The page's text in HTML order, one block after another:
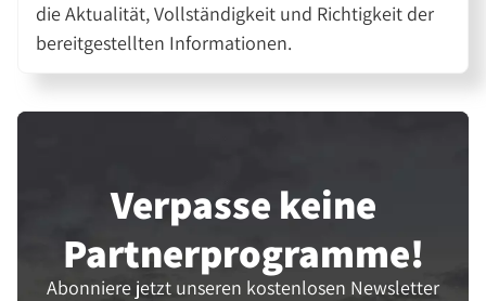
die Aktualität, Vollständigkeit und Richtigkeit der
bereitgestellten Informationen.
Verpasse keine
Partner­programme!
Abonniere jetzt unseren kostenlosen Newsletter